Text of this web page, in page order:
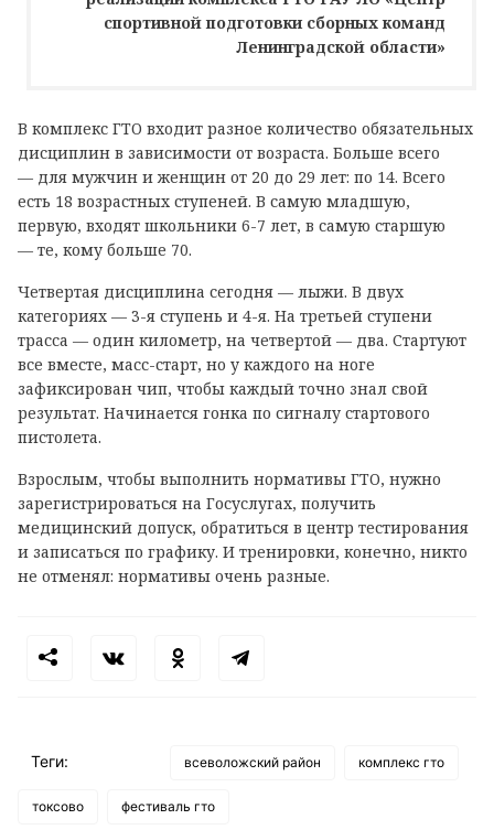
спортивной подготовки сборных команд
Ленинградской области»
В комплекс ГТО входит разное количество обязательных
дисциплин в зависимости от возраста. Больше всего
— для мужчин и женщин от 20 до 29 лет: по 14. Всего
есть 18 возрастных ступеней. В самую младшую,
первую, входят школьники 6-7 лет, в самую старшую
— те, кому больше 70.
Четвертая дисциплина сегодня — лыжи. В двух
категориях — 3-я ступень и 4-я. На третьей ступени
трасса — один километр, на четвертой — два. Стартуют
все вместе, масс-старт, но у каждого на ноге
зафиксирован чип, чтобы каждый точно знал свой
результат. Начинается гонка по сигналу стартового
пистолета.
Взрослым, чтобы выполнить нормативы ГТО, нужно
зарегистрироваться на Госуслугах, получить
медицинский допуск, обратиться в центр тестирования
и записаться по графику. И тренировки, конечно, никто
не отменял: нормативы очень разные.
Теги: всеволожский район комплекс гто
токсово фестиваль гто